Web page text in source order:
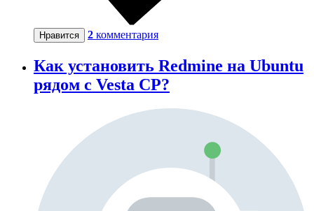
Нравится 2 комментария
Как установить Redmine на Ubuntu
рядом c Vesta CP?